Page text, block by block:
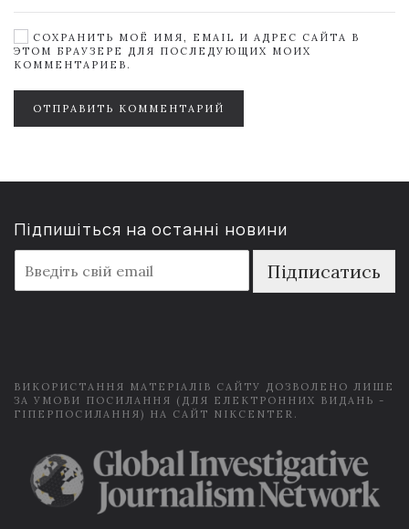
СОХРАНИТЬ МОЁ ИМЯ, EMAIL И АДРЕС САЙТА В
ЭТОМ БРАУЗЕРЕ ДЛЯ ПОСЛЕДУЮЩИХ МОИХ
КОММЕНТАРИЕВ.
ОТПРАВИТЬ КОММЕНТАРИЙ
Підпишіться на останні новини
m
a
Підписатись
ВИКОРИСТАННЯ МАТЕРІАЛІВ САЙТУ ДОЗВОЛЕНО ЛИШЕ
ЗА УМОВИ ПОСИЛАННЯ (ДЛЯ ЕЛЕКТРОННИХ ВИДАНЬ -
ГІПЕРПОСИЛАННЯ) НА САЙТ NIKCENTER.